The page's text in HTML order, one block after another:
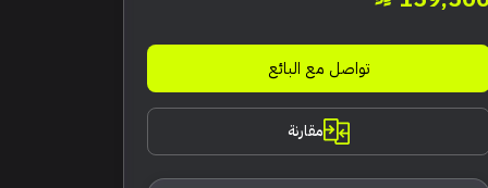
تواصل مع البائع
مقارنة